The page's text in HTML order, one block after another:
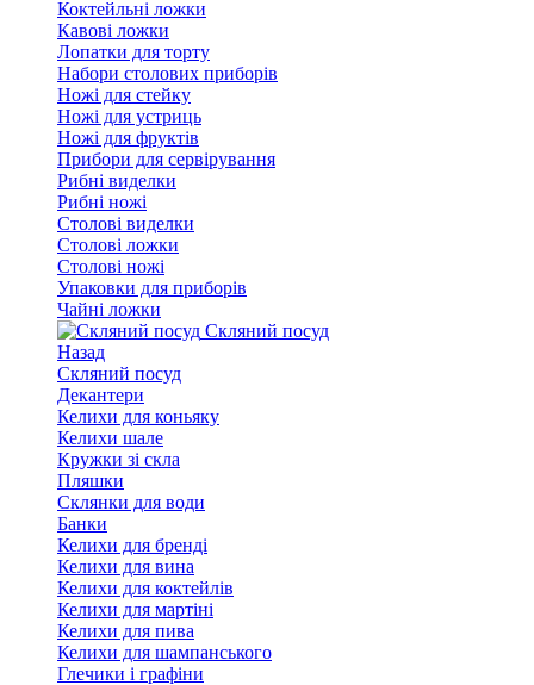
Коктейльні ложки
Кавові ложки
Лопатки для торту
Набори столових приборів
Ножі для стейку
Ножі для устриць
Ножі для фруктів
Прибори для сервірування
Рибні виделки
Рибні ножі
Столові виделки
Столові ложки
Столові ножі
Упаковки для приборів
Чайні ложки
Скляний посуд
Назад
Скляний посуд
Декантери
Келихи для коньяку
Келихи шале
Кружки зі скла
Пляшки
Склянки для води
Банки
Келихи для бренді
Келихи для вина
Келихи для коктейлів
Келихи для мартіні
Келихи для пива
Келихи для шампанського
Глечики і графіни